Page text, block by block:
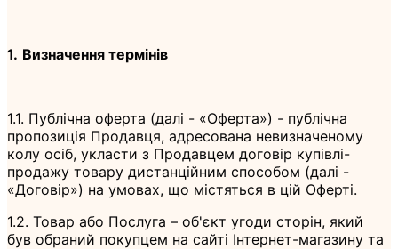
1. Визначення термінів
1.1. Публічна оферта (далі - «Оферта») - публічна
пропозиція Продавця, адресована невизначеному
колу осіб, укласти з Продавцем договір купівлі-
продажу товару дистанційним способом (далі -
«Договір») на умовах, що містяться в цій Оферті.
1.2. Товар або Послуга – об'єкт угоди сторін, який
був обраний покупцем на сайті Інтернет-магазину та